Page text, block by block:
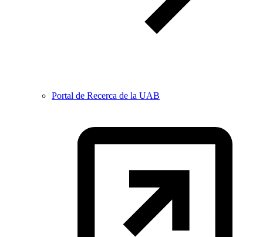
Portal de Recerca de la UAB